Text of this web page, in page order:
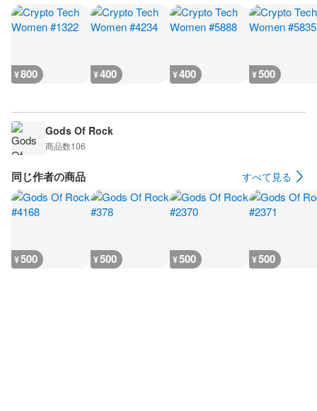
¥800 ¥400 ¥400 ¥500
Gods Of Rock
商品数106
同じ作者の商品 すべて見る
¥500 ¥500 ¥500 ¥500